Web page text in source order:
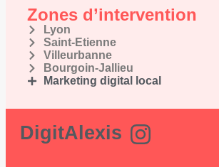
Zones d’intervention
Lyon
Saint-Etienne
Villeurbanne
Bourgoin-Jallieu
Marketing digital local
DigitAlexis